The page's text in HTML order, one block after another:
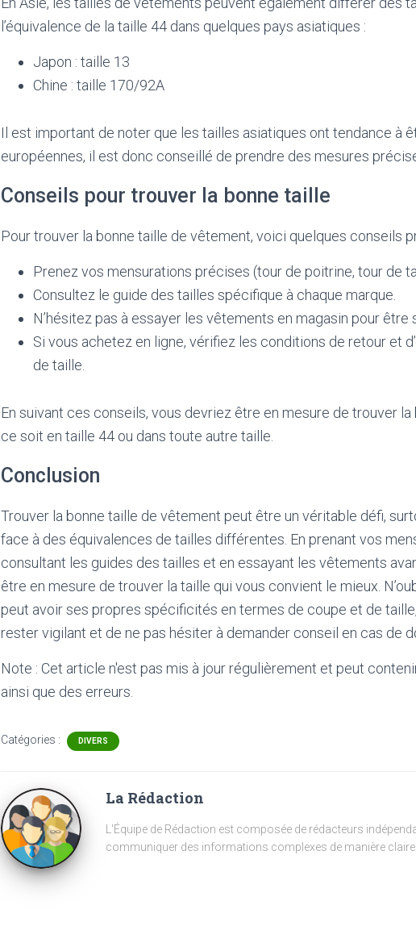
l’équivalence de la taille 44 dans quelques pays asiatiques :
Japon : taille 13
Chine : taille 170/92A
Il est important de noter que les tailles asiatiques ont tendance à
européennes, il est donc conseillé de prendre des mesures
Conseils pour trouver la bonne taille
Pour trouver la bonne taille de vêtement, voici quelques conseils
Prenez vos mensurations précises (tour de poitrine, tour de
Consultez le guide des tailles spécifique à chaque marque.
N’hésitez pas à essayer les vêtements en magasin pour être
Si vous achetez en ligne, vérifiez les conditions de retour et
de taille.
En suivant ces conseils, vous devriez être en mesure de trouver
ce soit en taille 44 ou dans toute autre taille.
Conclusion
Trouver la bonne taille de vêtement peut être un véritable défi,
face à des équivalences de tailles différentes. En prenant vos
consultant les guides des tailles et en essayant les vêtements
être en mesure de trouver la taille qui vous convient le mieux.
peut avoir ses propres spécificités en termes de coupe et de
rester vigilant et de ne pas hésiter à demander conseil en cas de
Note : Cet article n'est pas mis à jour régulièrement et peut
ainsi que des erreurs.
Catégories : DIVERS
La Rédaction
L'Équipe de Rédaction est composée de rédacteurs
communiquer des informations complexes de manière claire